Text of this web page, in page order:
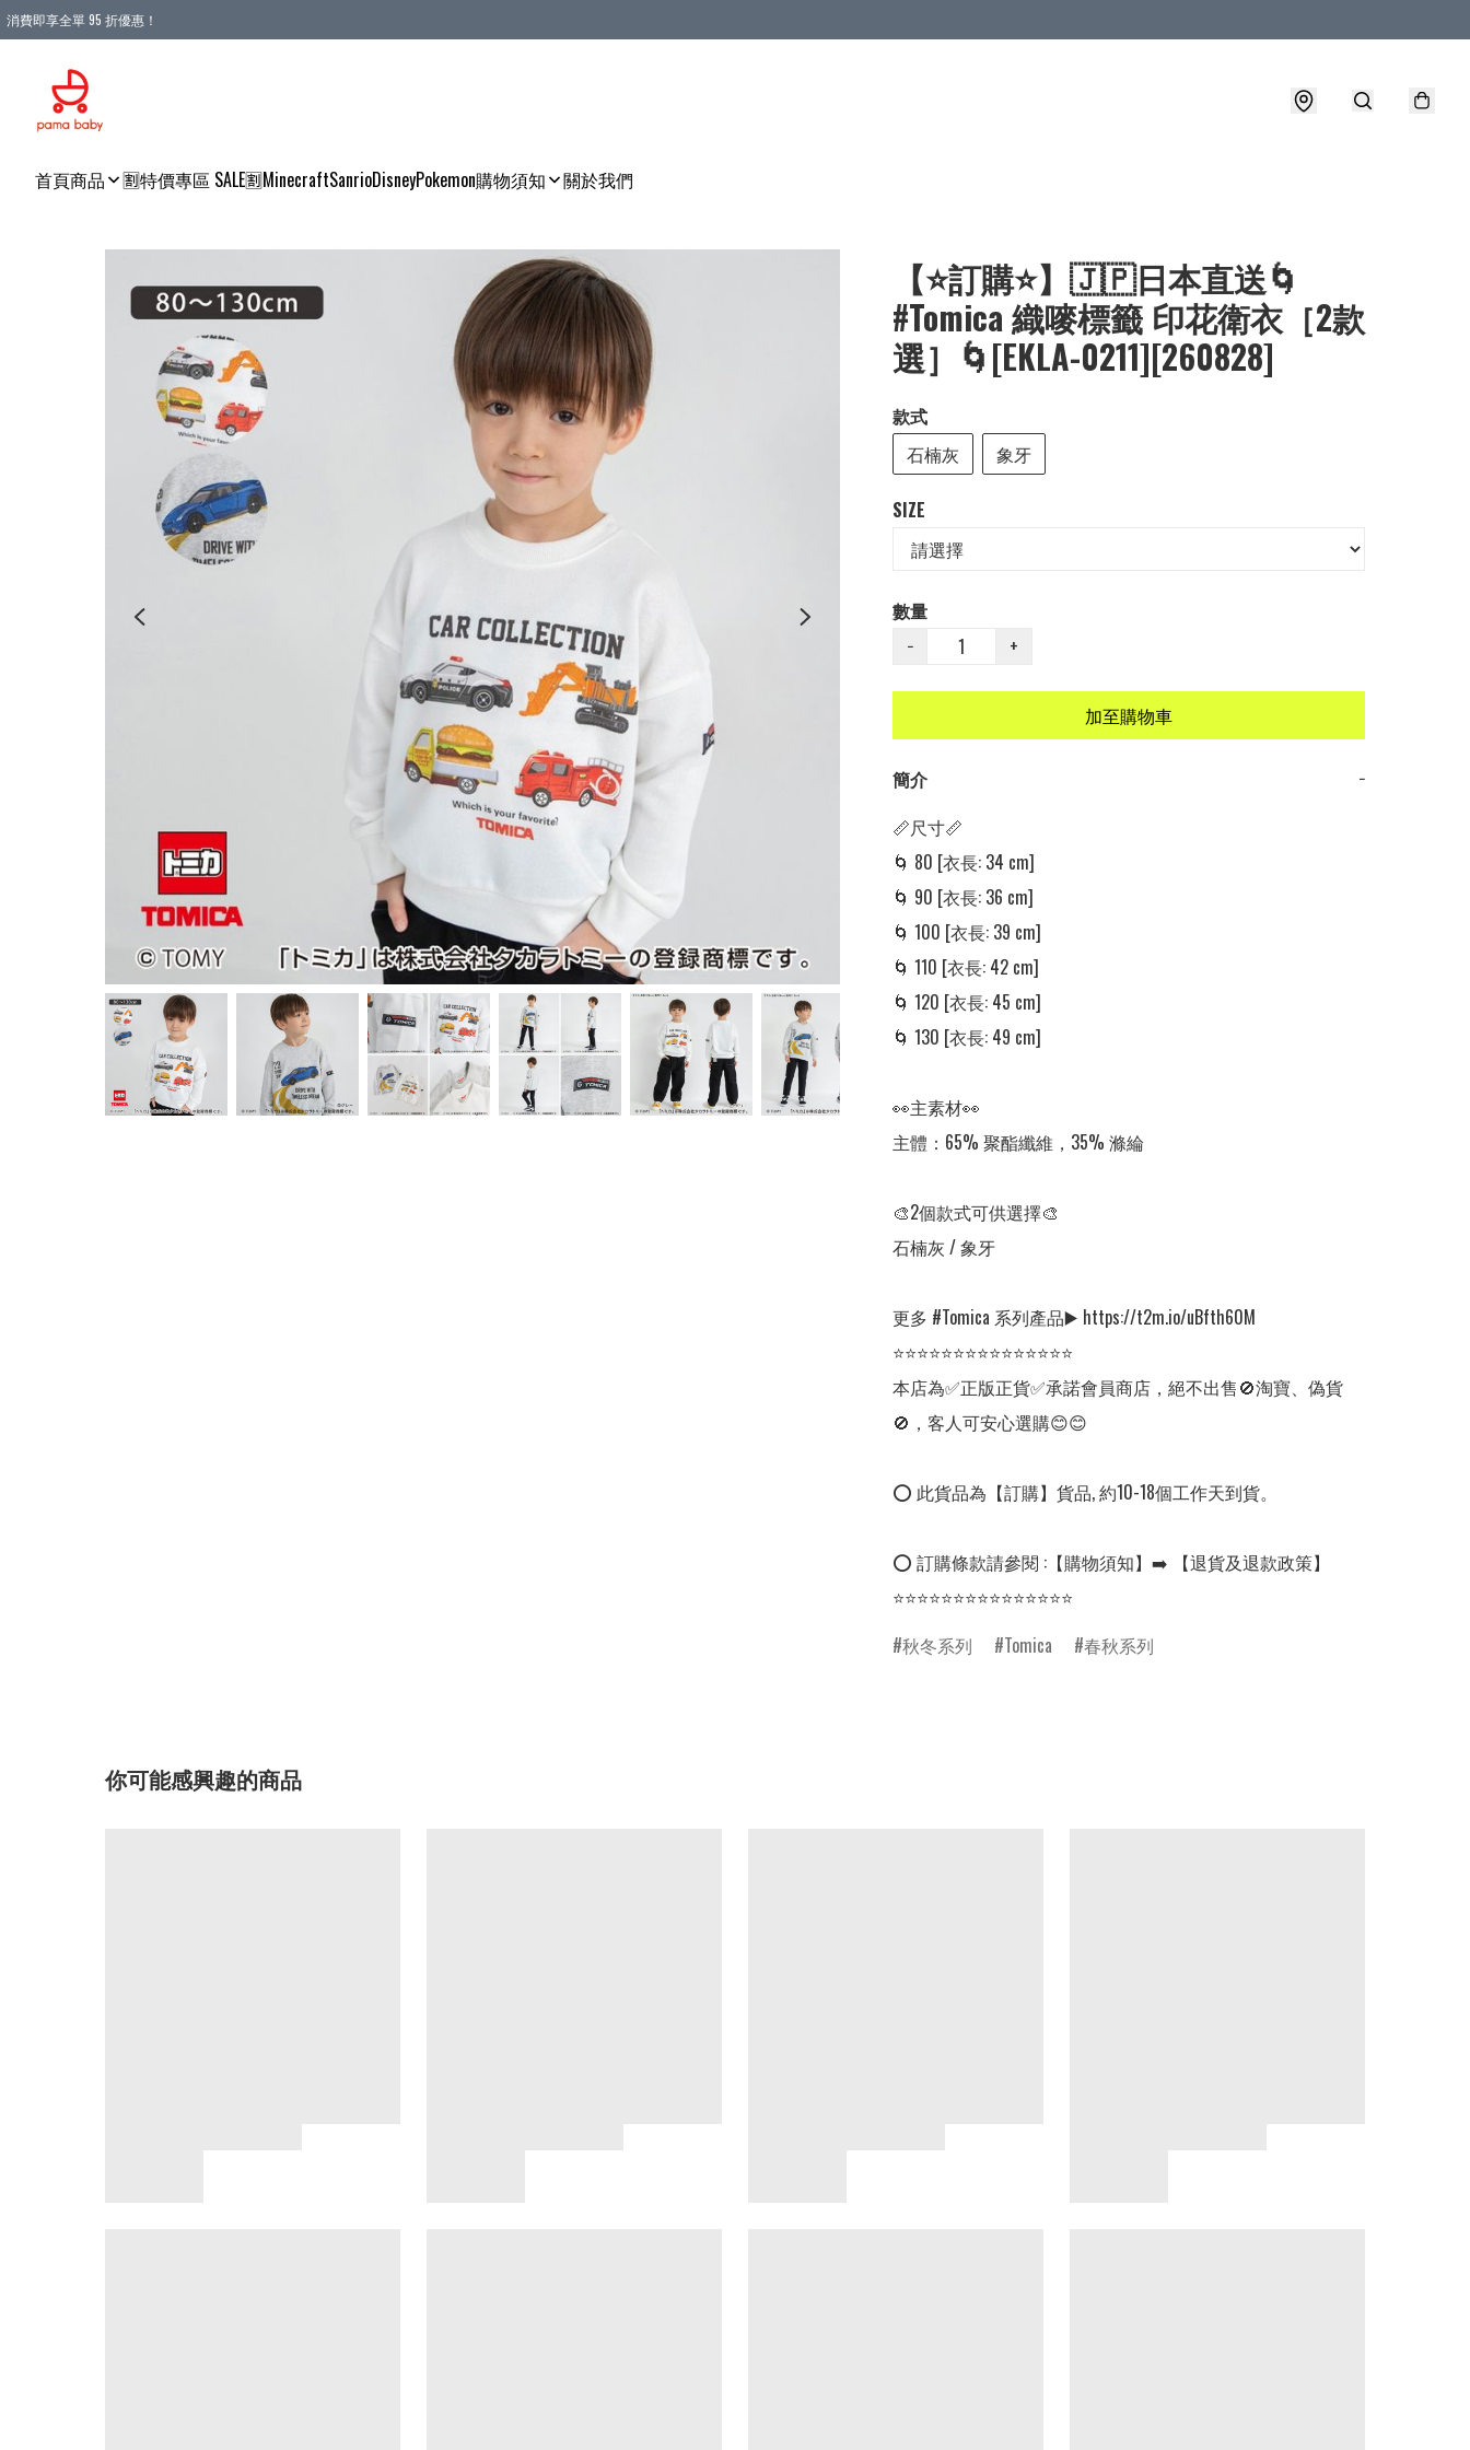
消費即享全單 95 折優惠！
首頁商品 🈹特價專區 SALE🈹MinecraftSanrioDisneyPokemon購物須知 關於我們
【⭐訂購⭐】🇯🇵日本直送🌀
#Tomica 織嘜標籤 印花衛衣［2款
選］🌀[EKLA-0211][260828]
款式
石楠灰
象牙
SIZE
數量
−
+
加至購物車
簡介
−
📏尺寸📏
🌀 80 [衣長: 34 cm]
🌀 90 [衣長: 36 cm]
🌀 100 [衣長: 39 cm]
🌀 110 [衣長: 42 cm]
🌀 120 [衣長: 45 cm]
🌀 130 [衣長: 49 cm]
👀主素材👀
主體：65% 聚酯纖維，35% 滌綸
🎨2個款式可供選擇🎨
石楠灰 / 象牙
更多 #Tomica 系列產品▶️ https://t2m.io/uBfth60M
⭐⭐⭐⭐⭐⭐⭐⭐⭐⭐⭐⭐⭐⭐⭐
本店為✅正版正貨✅承諾會員商店，絕不出售🚫淘寶、偽貨
🚫，客人可安心選購😊😊
⭕ 此貨品為【訂購】貨品, 約10-18個工作天到貨。
⭕ 訂購條款請參閱 :【購物須知】➡️ 【退貨及退款政策】
⭐⭐⭐⭐⭐⭐⭐⭐⭐⭐⭐⭐⭐⭐⭐
秋冬系列
Tomica 春秋系列
你可能感興趣的商品